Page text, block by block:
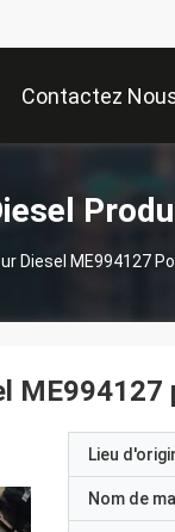
Contactez
Diesel ME994127
ME994127
Lieu
Nom de